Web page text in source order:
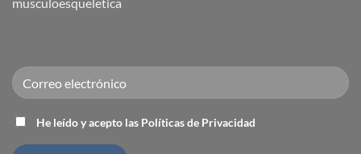
musculoesqueletica
He leído y acepto las Políticas de Privacidad